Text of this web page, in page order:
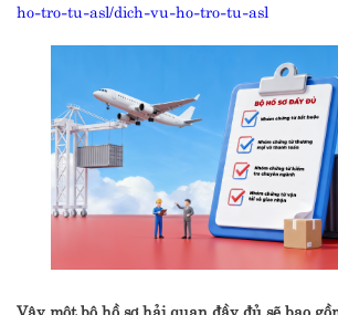
ho-tro-tu-asl/dich-vu-ho-tro-tu-asl
Vậy một bộ hồ sơ hải quan đầy đủ sẽ bao